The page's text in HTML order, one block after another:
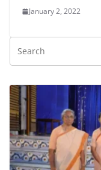
January 2, 2022